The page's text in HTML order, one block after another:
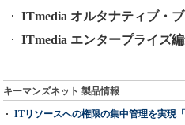
ITmedia オルタナティブ・
ITmedia エンタープライズ
キーマンズネット 製品情報
ITリソースへの権限の集中管理を実現